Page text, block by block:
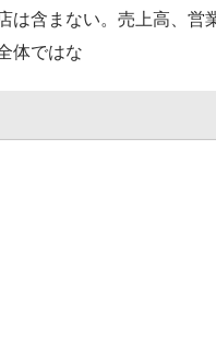
は含まない。売上高、営
体ではな